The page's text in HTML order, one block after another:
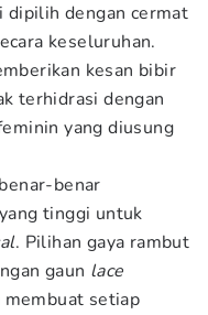
dipilih dengan cermat
keseluruhan.
kesan bibir
terhidrasi dengan
yang diusung
benar
tinggi untuk
. Pilihan gaya rambut
gaun lace
setiap